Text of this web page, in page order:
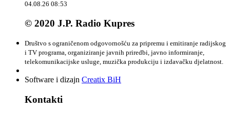
04.08.26 08:53
© 2020 J.P. Radio Kupres
Društvo s ograničenom odgovornošću za pripremu i emitiranje radijskog
i TV programa, organiziranje javnih priredbi, javno informiranje,
telekomunikacijske usluge, muzička produkciju i izdavačku djelatnost.
Software i dizajn Creatix BiH
Kontakti